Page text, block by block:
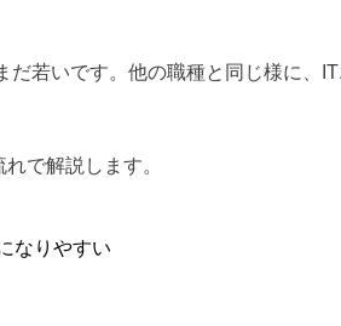
若いです。他の職種と同じ様に、
で解説します。
なりやすい